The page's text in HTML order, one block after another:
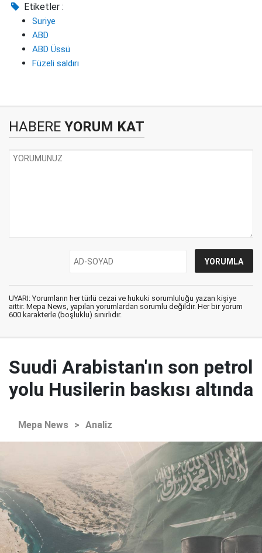
Etiketler :
Suriye
ABD
ABD Üssü
Füzeli saldırı
HABERE YORUM KAT
UYARI: Yorumların her türlü cezai ve hukuki sorumluluğu yazan kişiye
aittir. Mepa News, yapılan yorumlardan sorumlu değildir. Her bir yorum
600 karakterle (boşluklu) sınırlıdır.
Suudi Arabistan'ın son petrol
yolu Husilerin baskısı altında
Mepa News > Analiz